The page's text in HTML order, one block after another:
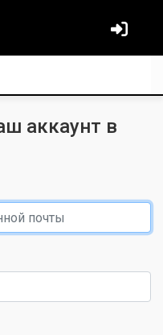
аккаунт в